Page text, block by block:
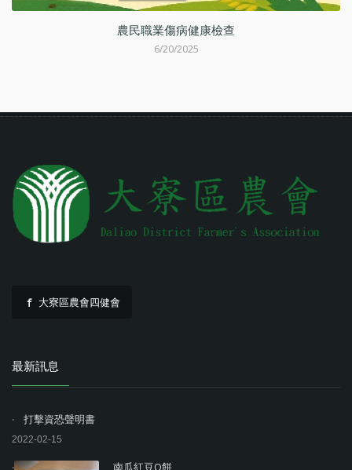
農民職業傷病健康檢查
6/20/2025
大寮區農會四健會
最新訊息
打擊資恐聲明書
2022-02-15
南瓜紅豆Q餅